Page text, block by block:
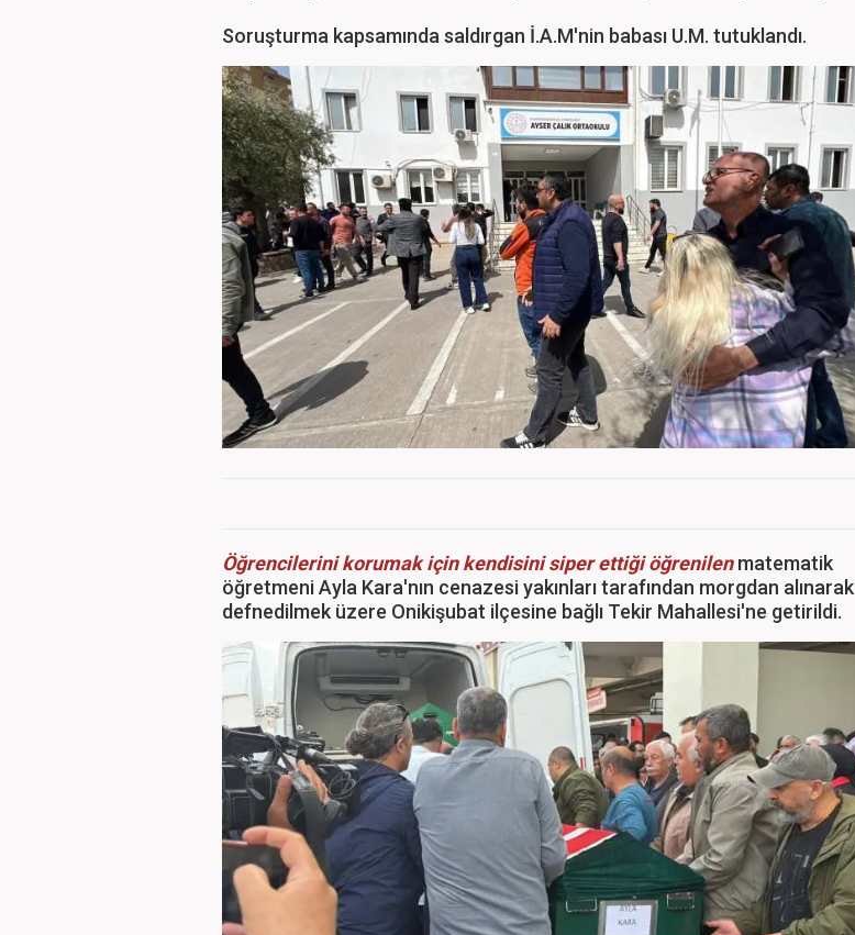
Soruşturma kapsamında saldırgan İ.A.M'nin babası U.M. tutuklandı.
Öğrencilerini korumak için kendisini siper ettiği öğrenilenmatematik
öğretmeni Ayla Kara'nın cenazesi yakınları tarafından morgdan alınarak
defnedilmek üzere Onikişubat ilçesine bağlı Tekir Mahallesi'ne getirildi.